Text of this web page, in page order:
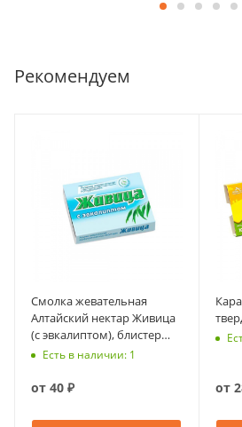
Рекомендуем
Смолка жевательная
Алтайский нектар Живица
(с эвкалиптом), блистер
0,8г №5
Есть в наличии: 1
от 40 ₽ от